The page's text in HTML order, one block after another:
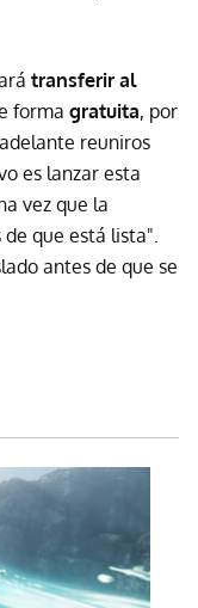
transferir al
forma gratuita, por
reuniros
es lanzar esta
vez que la
que está lista".
antes de que se